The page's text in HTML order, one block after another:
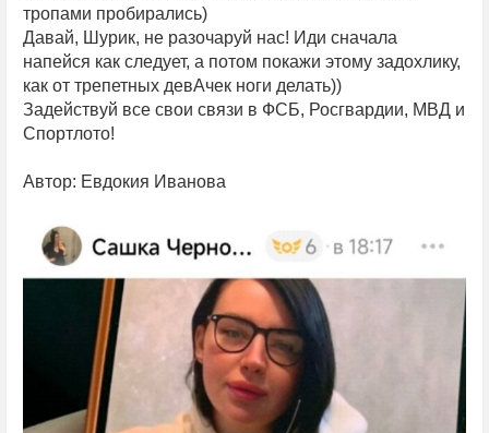
тропами пробирались)
Давай, Шурик, не разочаруй нас! Иди сначала
напейся как следует, а потом покажи этому задохлику,
как от трепетных девАчек ноги делать))
Задействуй все свои связи в ФСБ, Росгвардии, МВД и
Спортлото!
Автор: Евдокия Иванова